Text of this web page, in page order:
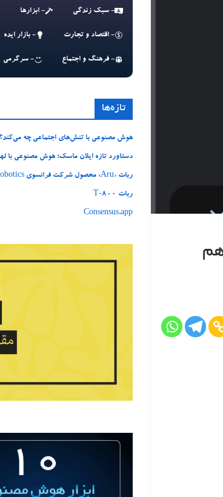
- سبک زندگی - ابزارها
- اقتصاد و تجارت - بازار ایده
- فرهنگ و اجتماع - سرگرمی
تازه‌ها
هوش مصنوعی با تنش‌های اجتماعی چه می‌کند؟
دستاورد تازه ایلان ماسک؛ هوش مصنوعی با
ربات «Aru» محصول شرکت فرانسوی Nio Robotics
ربات T‑800
Consensus.app